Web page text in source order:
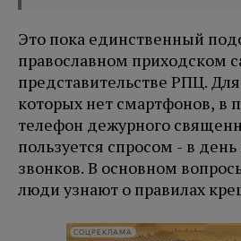
Это пока единственный
православном приходском
представительстве РПЦ.
которых нет смартфонов, в
телефон дежурного
пользуется спросом - в
звонков. В основном
люди узнают о правилах
СОЦРЕКЛАМА